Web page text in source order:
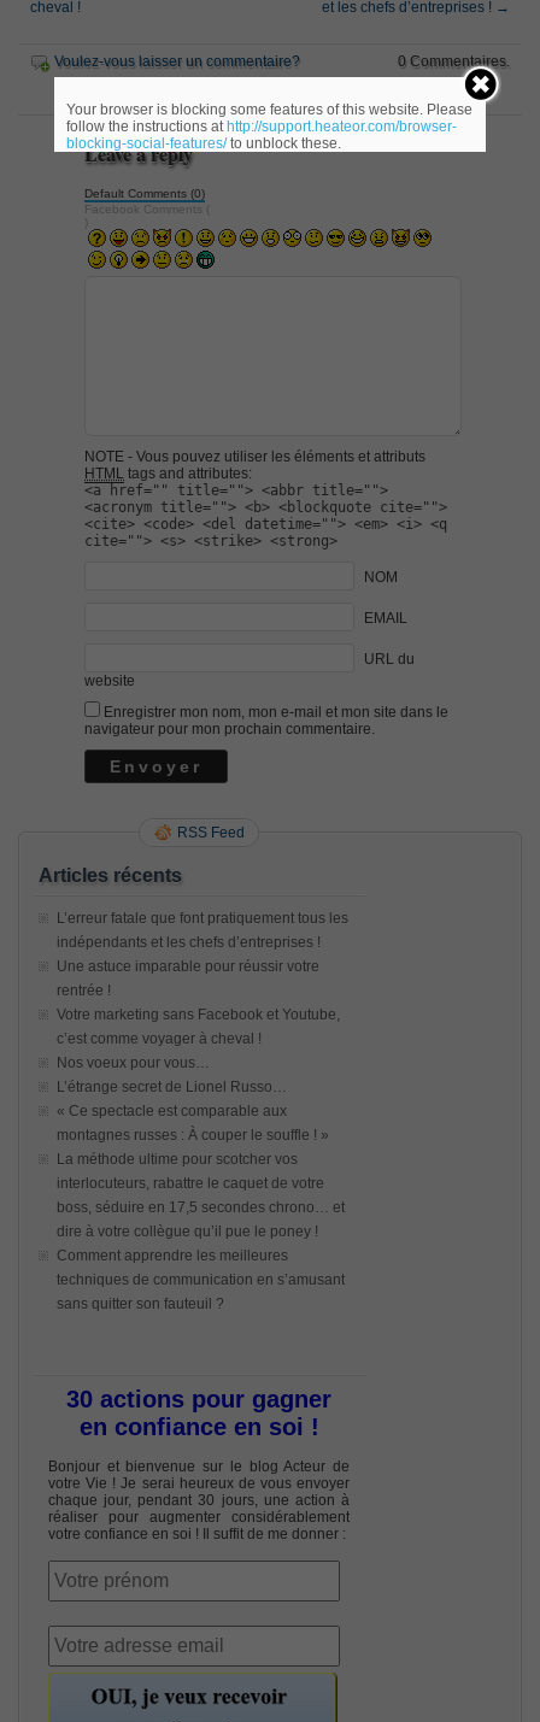
cheval ! et les chefs d’entreprises ! →
Voulez-vous laisser un commentaire? 0 Commentaires.
Leave a reply
Default Comments (0)
Facebook Comments (
)
NOTE - Vous pouvez utiliser les éléments et attributs
HTML tags and attributes:
<a href="" title=""> <abbr title="">
<acronym title=""> <b> <blockquote cite="">
<cite> <code> <del datetime=""> <em> <i> <q
cite=""> <s> <strike> <strong>
NOM
EMAIL
URL du
website
Enregistrer mon nom, mon e-mail et mon site dans le
navigateur pour mon prochain commentaire.
RSS Feed
Articles récents
L’erreur fatale que font pratiquement tous les
indépendants et les chefs d’entreprises !
Une astuce imparable pour réussir votre
rentrée !
Votre marketing sans Facebook et Youtube,
c’est comme voyager à cheval !
Nos voeux pour vous…
L’étrange secret de Lionel Russo…
« Ce spectacle est comparable aux
montagnes russes : À couper le souffle ! »
La méthode ultime pour scotcher vos
interlocuteurs, rabattre le caquet de votre
boss, séduire en 17,5 secondes chrono… et
dire à votre collègue qu’il pue le poney !
Comment apprendre les meilleures
techniques de communication en s’amusant
sans quitter son fauteuil ?
30 actions pour gagner
en confiance en soi !
Bonjour et bienvenue sur le blog Acteur de
votre Vie ! Je serai heureux de vous envoyer
chaque jour, pendant 30 jours, une action à
réaliser pour augmenter considérablement
votre confiance en soi ! Il suffit de me donner :
Your browser is blocking some features of this website. Please
follow the instructions at http://support.heateor.com/browser-
blocking-social-features/to unblock these.